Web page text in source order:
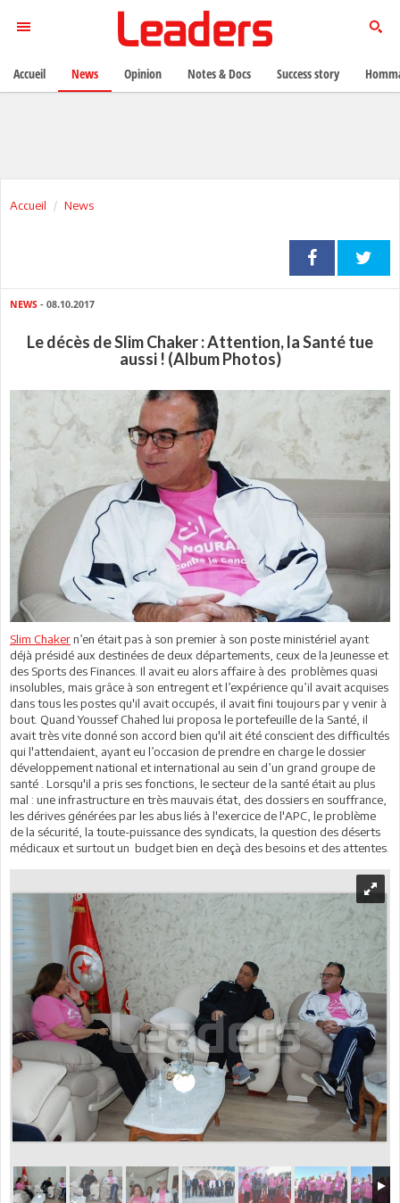
Accueil News
NEWS - 08.10.2017
Le décès de Slim Chaker : Attention, la Santé tue
aussi ! (Album Photos)
Slim Chakern’en était pas à son premier à son poste ministériel ayant
déjà présidé aux destinées de deux départements, ceux de la Jeunesse et
des Sports des Finances. Il avait eu alors affaire à des problèmes quasi
insolubles, mais grâce à son entregent et l’expérience qu’il avait acquises
dans tous les postes qu'il avait occupés, il avait fini toujours par y venir à
bout. Quand Youssef Chahed lui proposa le portefeuille de la Santé, il
avait très vite donné son accord bien qu'il ait été conscient des difficultés
qui l'attendaient, ayant eu l’occasion de prendre en charge le dossier
développement national et international au sein d’un grand groupe de
santé . Lorsqu'il a pris ses fonctions, le secteur de la santé était au plus
mal : une infrastructure en très mauvais état, des dossiers en souffrance,
les dérives générées par les abus liés à l'exercice de l'APC, le problème
de la sécurité, la toute-puissance des syndicats, la question des déserts
médicaux et surtout un budget bien en deçà des besoins et des attentes.
Accueil News Opinion Notes & Docs Success story